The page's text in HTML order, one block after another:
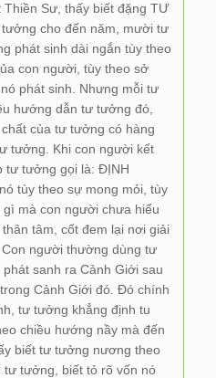
Thiền Sư, thấy biết đặng TƯ
cho đến năm, mười tư
phát sinh dài ngắn tùy theo
con người, tùy theo sở
phát sinh. Nhưng mỗi tư
hướng dẫn tư tưởng đó,
của tư tưởng có hàng
tưởng. Khi con người kết
tư tưởng gọi là: ĐỊNH
tùy theo sự mong mỏi, tùy
mà con người chưa hiểu
tâm, cốt đem lại nơi giải
người thường dùng tư
sanh ra Cảnh Giới sau
Cảnh Giới đó. Đó chính
tư tưởng khẳng định tu
chiều hướng nầy mà đến
biết tư tưởng nương theo
tưởng, biết tỏ rõ vốn nó